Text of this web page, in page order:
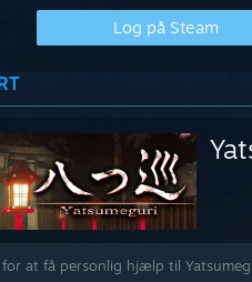
Log på Steam
for at få personlig hjælp til